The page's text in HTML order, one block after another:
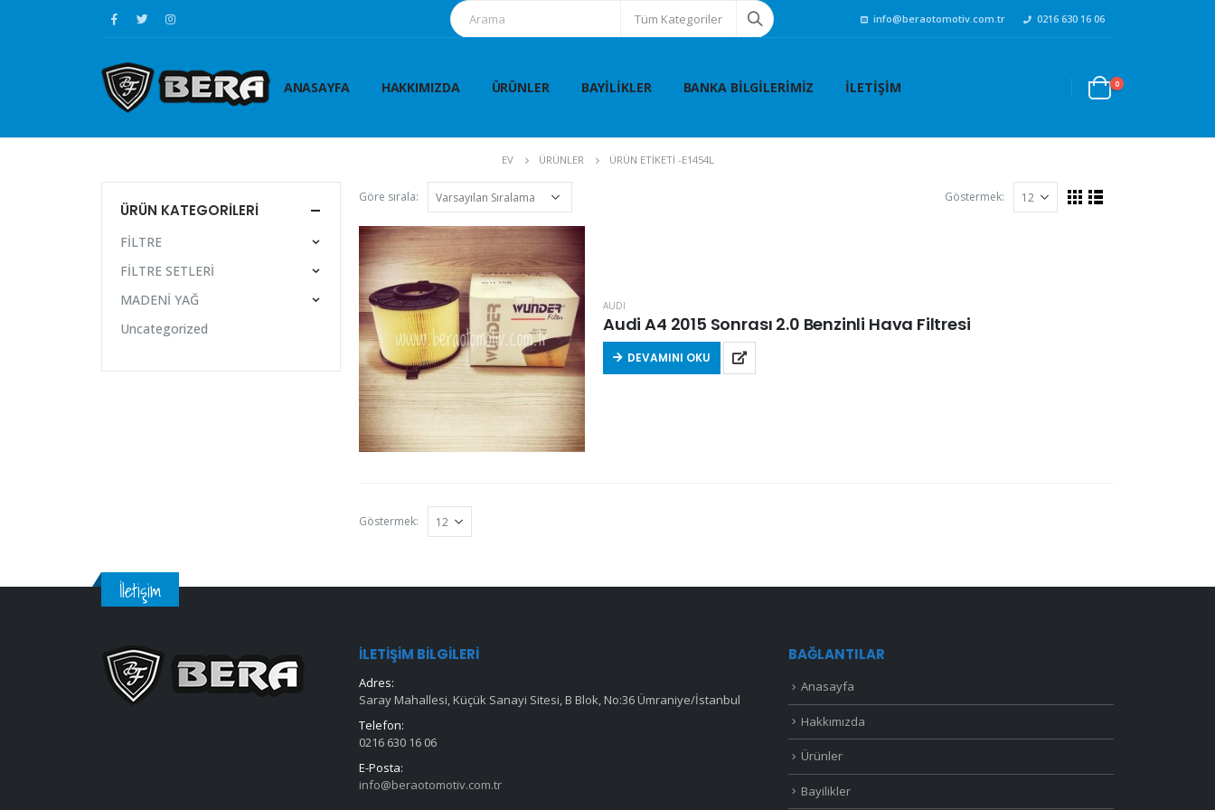
Tüm Kategoriler info@beraotomotiv.com.tr 0216 630 16 06
ANASAYFA HAKKIMIZDA ÜRÜNLER BAYILIKLER BANKA BILGILERIMIZ İLETIŞIM 0
EV ÜRÜNLER ÜRÜN ETIKETI -E1454L
Göre sırala: Göstermek:
AUDI
Audi A4 2015 Sonrası 2.0 Benzinli Hava Filtresi
DEVAMINI OKU
Göstermek:
ÜRÜN KATEGORILERI
FİLTRE
FİLTRE SETLERİ
MADENİ YAĞ
Uncategorized
İletişim
İLETIŞIM BILGILERI
Adres:
Saray Mahallesi, Küçük Sanayi Sitesi, B Blok, No:36 Ümraniye/İstanbul
Telefon:
0216 630 16 06
E-Posta:
info@beraotomotiv.com.tr
BAĞLANTILAR
Anasayfa
Hakkımızda
Ürünler
Bayilikler